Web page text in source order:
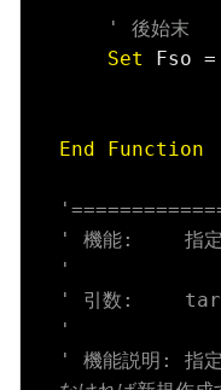
' 後始末
Set
Fso =
End Function
' 機能:　　 指定
'
' 引数:　　
'
' 機能説明: 指定